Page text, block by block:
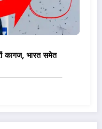
कागज, भारत समेत